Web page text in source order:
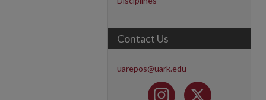
Contact Us
uarepos@uark.edu